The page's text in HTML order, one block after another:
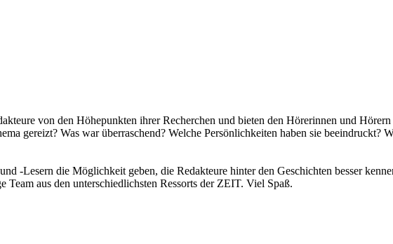
von den Höhepunkten ihrer Recherchen und bieten den Hörerinnen und
gereizt? Was war überraschend? Welche Persönlichkeiten haben sie beeindruckt?
-Lesern die Möglichkeit geben, die Redakteure hinter den Geschichten besser
aus den unterschiedlichsten Ressorts der ZEIT. Viel Spaß.